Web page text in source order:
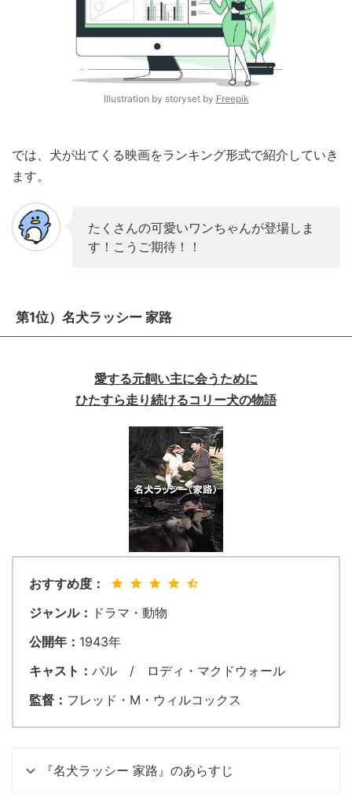
Illustration by storyset by Freepik
では、犬が出てくる映画をランキング形式で紹介していき
ます。
たくさんの可愛いワンちゃんが登場しま
す！こうご期待！！
第1位）名犬ラッシー 家路
愛する元飼い主に会うために
ひたすら走り続けるコリー犬の物語
おすすめ度：
ジャンル： ドラマ・動物
公開年： 1943年
キャスト： パル / ロディ・マクドウォール
監督： フレッド・M・ウィルコックス
『名犬ラッシー 家路』のあらすじ